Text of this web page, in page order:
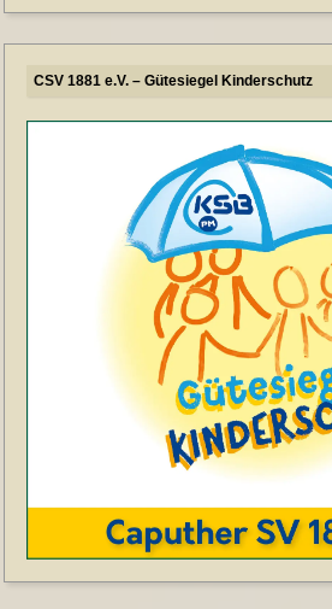
CSV 1881 e.V. – Gütesiegel Kinderschutz